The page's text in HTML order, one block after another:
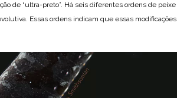
de “ultra-preto”. Há seis diferentes ordens de peixe
Essas ordens indicam que essas modificações